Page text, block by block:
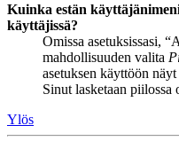
Kuinka estän
käyttäjissä?
Omissa asetuksissasi,
mahdollisuuden valita
asetuksen käyttöön
Sinut lasketaan
Ylös